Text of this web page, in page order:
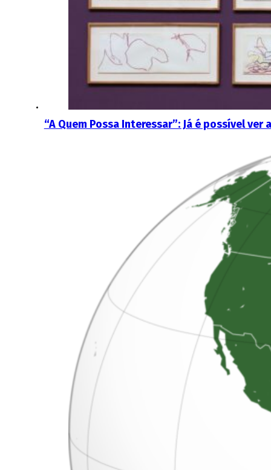
“A Quem Possa Interessar”: Já é possível